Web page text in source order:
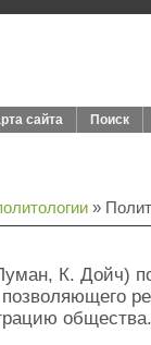
сайта Поиск
»
К. Дойч)
общества.